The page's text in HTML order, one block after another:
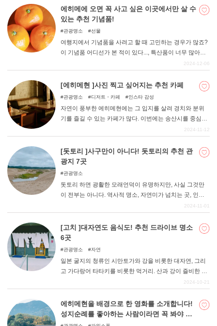
라고 생각하시는 분은 꼭 참고해 보시기 바랍니다.
에히메에 오면 꼭 사고 싶은 이곳에서만 살 수
있는 추천 기념품!
관광명소 선물
여행지에서 기념품을 사려고 할 때 고민하는 경우가 많죠?
이 기념품 어디선가 본 적이 있다..., 특산품이 너무 많아서
어떤 것을 사야 할지 모르겠다... 그런 분들을 위해 에히메
합니다. 기념품 선택에 꼭 참고해 보시기 바랍니다.
2024-12-06
[에히메현 ]사진 찍고 싶어지는 추천 카페
관광명소 디저트・카페 인스타 감성
자연이 풍부한 에히메현에는 그 입지를 살려 경치와 분위
기를 즐길 수 있는 카페가 많다. 이번에는 송산시를 중심으
로 동예, 중예, 남예 지역의 추천 카페를 소개한다. 이 글을
2024-11-12
[돗토리 ]사구만이 아니다! 돗토리의 추천 관
광지 7곳
관광명소
돗토리 하면 광활한 모래언덕이 유명하지만, 사실 그것만
이 전부는 아니다. 역사적 명소, 자연미가 넘치는 곳, 인기
만화의 세계관을 즐길 수 있는 곳 등 남녀노소 누구나 즐길
니다! "돗토리의 매력을 엄선하여 소개합니다! 다음 여행 계
획을 세울 때 꼭 참고해 보시기 바랍니다.
2024-11-01
[고치 ]대자연도 음식도! 추천 드라이브 명소
6곳
관광명소 자연
일본 굴지의 청류인 시만토가와 강을 비롯한 대자연, 그리
고 가다랑어 타타키를 비롯한 먹거리. 산과 강이 즐비한 고
치현은 매력 넘치는 명소가 많아 드라이브를 즐기기에도
브 명소를 소개합니다.
2024-10-21
에히메현을 배경으로 한 영화를 소개합니다!
성지순례를 좋아하는 사람이라면 꼭 봐야 할
영화